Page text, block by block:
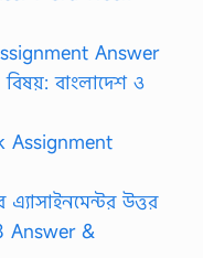
Answer
বিষয়: বাংলাদেশ ও
Assignment
এ্যাসাইনমেন্টর উত্তর
Answer &